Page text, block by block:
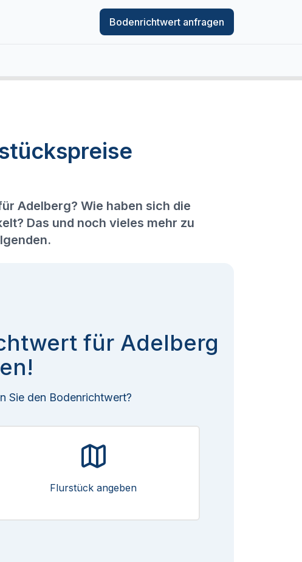
Bodenrichtwert anfragen
Adelberg? Wie haben sich die
Das und noch vieles mehr zu
für Adelberg
Sie den Bodenrichtwert?
Flurstück angeben